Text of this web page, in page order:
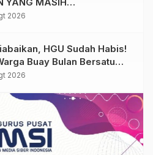
2026
HGU Sudah Habis!
Buay Bulan Bersatu
Terakhir Ke PTPN 1
2026